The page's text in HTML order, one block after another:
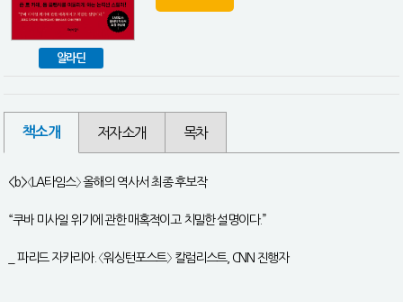
알라딘
책소개 저자소개 목차
<b>〈LA타임스〉 올해의 역사서 최종 후보작
“쿠바 미사일 위기에 관한 매혹적이고 치밀한 설명이다.”
_ 파리드 자카리아. 〈워싱턴포스트〉 칼럼리스트, CNN 진행자